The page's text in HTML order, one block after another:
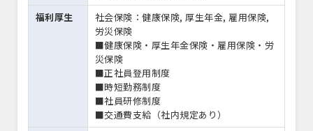
福利厚生
社会保険：健康保険, 厚生年金, 雇用保険,
労災保険
■健康保険・厚生年金保険・雇用保険・労
災保険
■正社員登用制度
■時短勤務制度
■社員研修制度
■交通費支給（社内規定あり）